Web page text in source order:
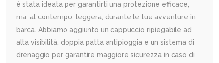
è stata ideata per garantirti una protezione efficace,
ma, al contempo, leggera, durante le tue avventure in
barca. Abbiamo aggiunto un cappuccio ripiegabile ad
alta visibilità, doppia patta antipioggia e un sistema di
drenaggio per garantire maggiore sicurezza in caso di